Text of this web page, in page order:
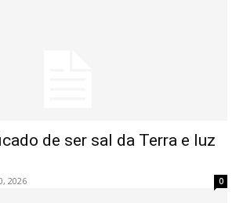
de ser sal da Terra e luz
2026 0